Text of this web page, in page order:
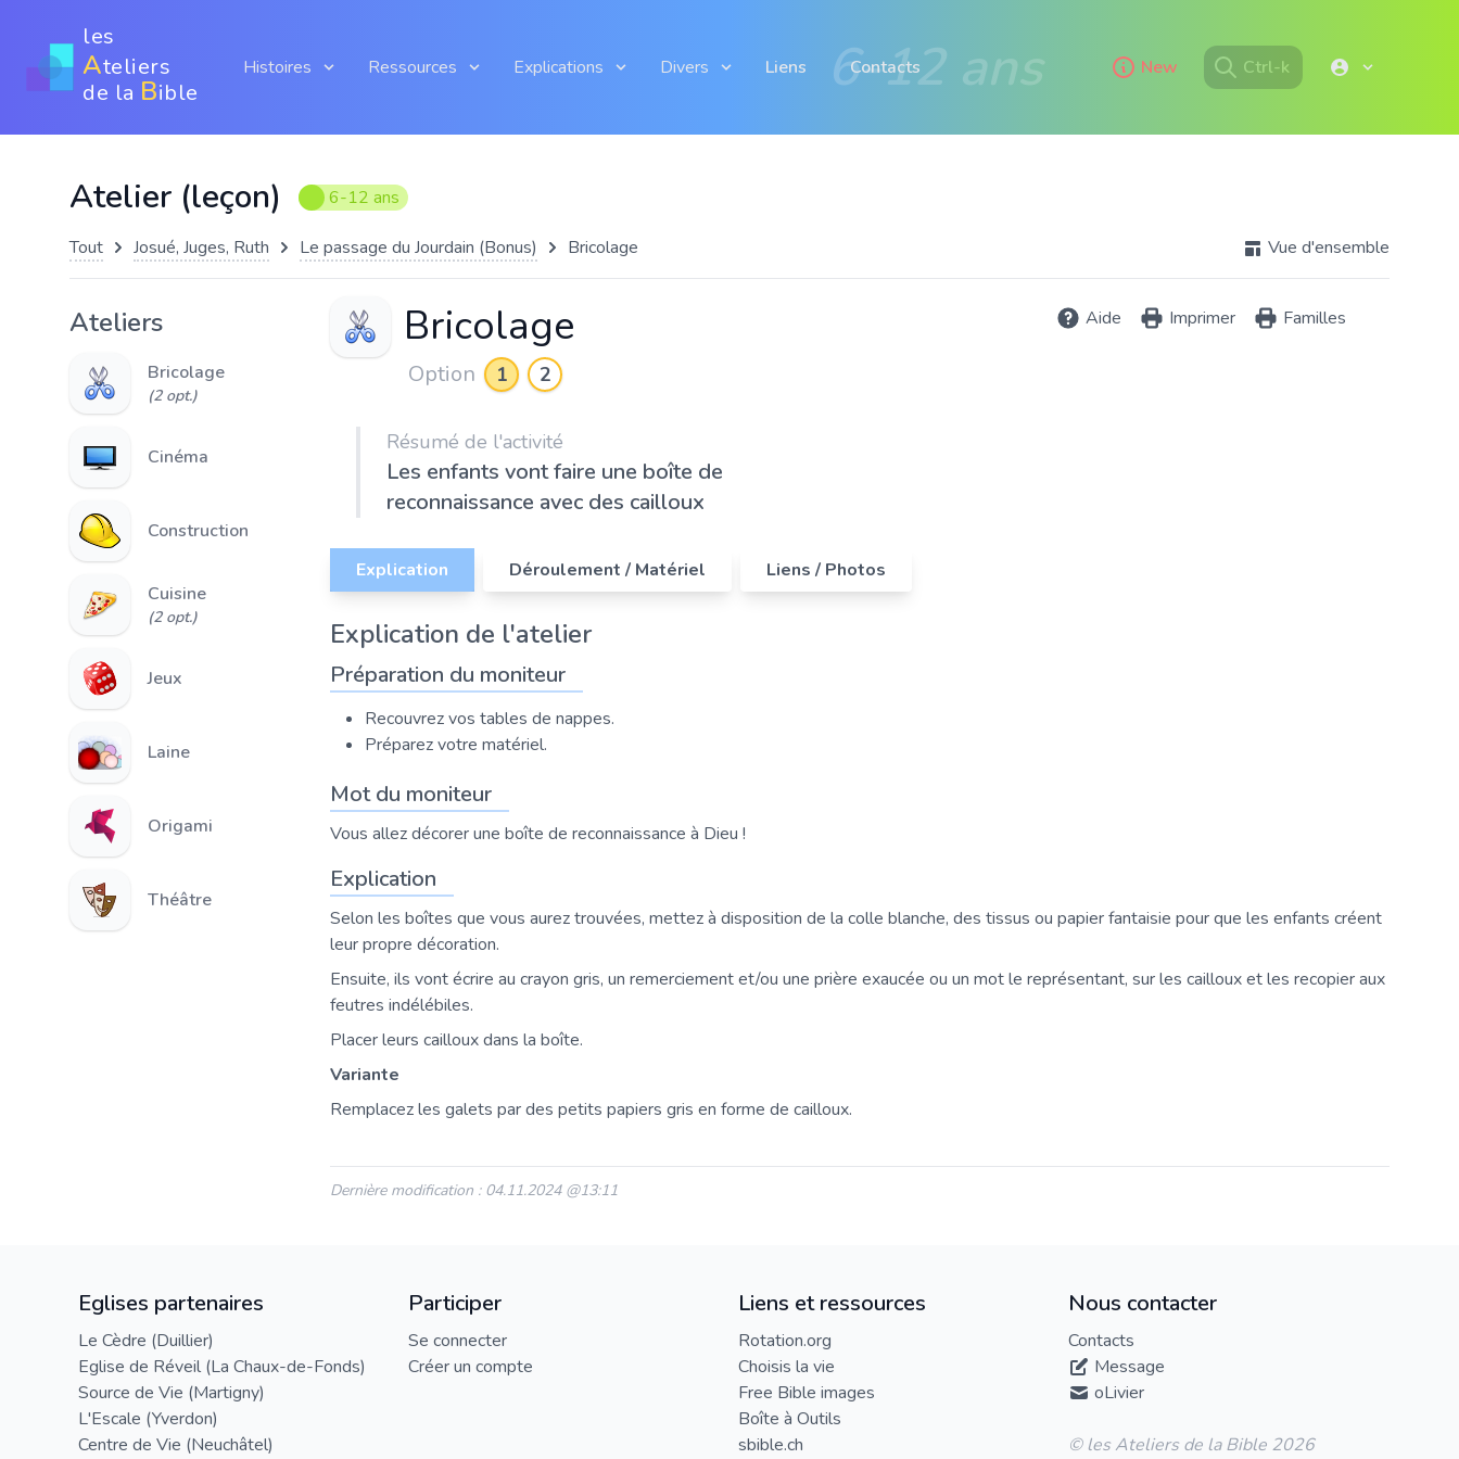
les
Ateliers
de la Bible
Histoires Ressources Explications Divers Liens Contacts
6-12 ans New Ctrl-k
Atelier (leçon) 6-12 ans
Tout Josué, Juges, Ruth Le passage du Jourdain (Bonus) Bricolage Vue d'ensemble
Ateliers
Bricolage
(2 opt.)
Cinéma
Construction
Cuisine
(2 opt.)
Jeux
Laine
Origami
Théâtre
Bricolage Aide Imprimer Familles
Option 1 2
Résumé de l'activité
Les enfants vont faire une boîte de
reconnaissance avec des cailloux
Explication Déroulement / Matériel Liens / Photos
Explication de l'atelier
Préparation du moniteur
Recouvrez vos tables de nappes.
Préparez votre matériel.
Mot du moniteur
Vous allez décorer une boîte de reconnaissance à Dieu !
Explication
Selon les boîtes que vous aurez trouvées, mettez à disposition de la colle blanche, des tissus ou papier fantaisie pour que les enfants créent
leur propre décoration.
Ensuite, ils vont écrire au crayon gris, un remerciement et/ou une prière exaucée ou un mot le représentant, sur les cailloux et les recopier aux
feutres indélébiles.
Placer leurs cailloux dans la boîte.
Variante
Remplacez les galets par des petits papiers gris en forme de cailloux.
Dernière modification : 04.11.2024 @13:11
Eglises partenaires
Le Cèdre (Duillier)
Eglise de Réveil (La Chaux-de-Fonds)
Source de Vie (Martigny)
L'Escale (Yverdon)
Centre de Vie (Neuchâtel)
Participer
Se connecter
Créer un compte
Liens et ressources
Rotation.org
Choisis la vie
Free Bible images
Boîte à Outils
sbible.ch
Nous contacter
Contacts
Message
oLivier
© les Ateliers de la Bible 2026